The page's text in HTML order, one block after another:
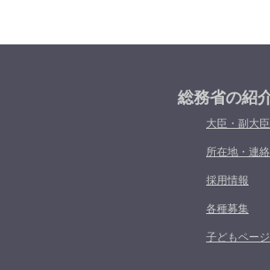
総務省の紹
大臣・副大
所在地・連
採用情報
各種募集
子どもページ